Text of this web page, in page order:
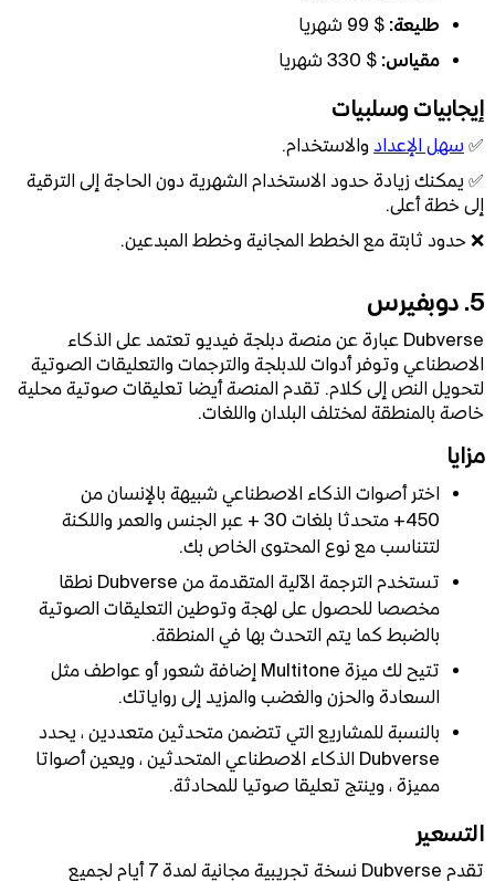
طليعة:$ 99 شهريا
مقياس:$ 330 شهريا
إيجابيات وسلبيات
✅سهل الإعدادوالاستخدام.
✅ يمكنك زيادة حدود الاستخدام الشهرية دون الحاجة إلى الترقية
إلى خطة أعلى.
❌ حدود ثابتة مع الخطط المجانية وخطط المبدعين.
5. دوبفيرس
Dubverse عبارة عن منصة دبلجة فيديو تعتمد على الذكاء
الاصطناعي وتوفر أدوات للدبلجة والترجمات والتعليقات الصوتية
لتحويل النص إلى كلام. تقدم المنصة أيضا تعليقات صوتية محلية
خاصة بالمنطقة لمختلف البلدان واللغات.
مزايا
اختر أصوات الذكاء الاصطناعي شبيهة بالإنسان من
450+ متحدثا بلغات 30 + عبر الجنس والعمر واللكنة
لتتناسب مع نوع المحتوى الخاص بك.
تستخدم الترجمة الآلية المتقدمة من Dubverse نطقا
مخصصا للحصول على لهجة وتوطين التعليقات الصوتية
بالضبط كما يتم التحدث بها في المنطقة.
تتيح لك ميزة Multitone إضافة شعور أو عواطف مثل
السعادة والحزن والغضب والمزيد إلى رواياتك.
بالنسبة للمشاريع التي تتضمن متحدثين متعددين ، يحدد
Dubverse الذكاء الاصطناعي المتحدثين ، ويعين أصواتا
مميزة ، وينتج تعليقا صوتيا للمحادثة.
التسعير
تقدم Dubverse نسخة تجريبية مجانية لمدة 7 أيام لجميع